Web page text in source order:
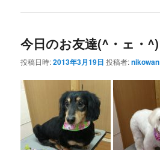
今日のお友達(^・ェ・^)
投稿日時:2013年3月19日 投稿者:nikowan